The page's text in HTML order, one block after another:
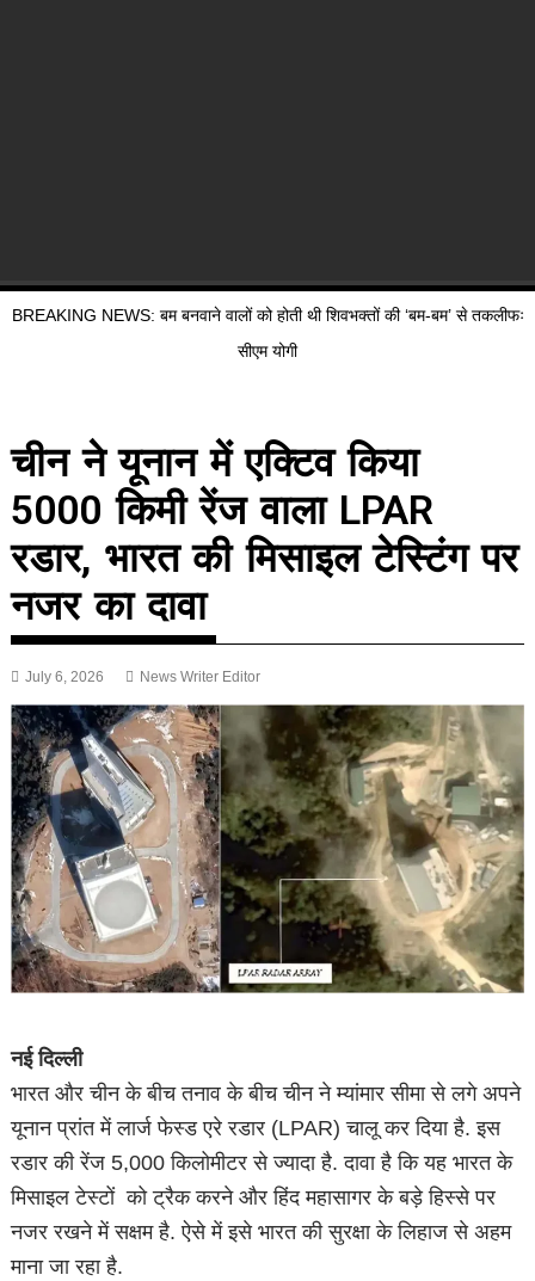
BREAKING NEWS: बम बनवाने वालों को होती थी शिवभक्तों की ‘बम-बम’ से तकलीफः
सीएम योगी
चीन ने यूनान में एक्टिव किया
5000 किमी रेंज वाला LPAR
रडार, भारत की मिसाइल टेस्टिंग पर
नजर का दावा
July 6, 2026 News Writer Editor
नई दिल्ली
भारत और चीन के बीच तनाव के बीच चीन ने म्यांमार सीमा से लगे अपने
यूनान प्रांत में लार्ज फेस्ड एरे रडार (LPAR) चालू कर दिया है. इस
रडार की रेंज 5,000 किलोमीटर से ज्यादा है. दावा है कि यह भारत के
मिसाइल टेस्टों को ट्रैक करने और हिंद महासागर के बड़े हिस्से पर
नजर रखने में सक्षम है. ऐसे में इसे भारत की सुरक्षा के लिहाज से अहम
माना जा रहा है.